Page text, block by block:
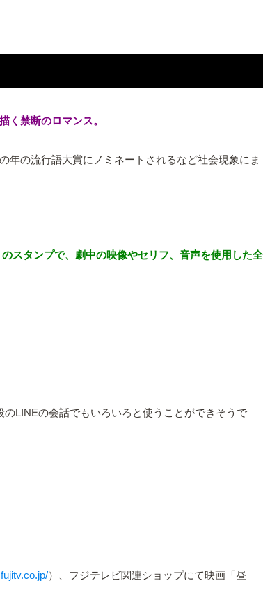
く禁断のロマンス。
年の流行語大賞にノミネートされるなど社会現象にま
スタンプで、劇中の映像やセリフ、音声を使用した全
LINEの会話でもいろいろと使うことができそうで
）、フジテレビ関連ショップにて映画「昼